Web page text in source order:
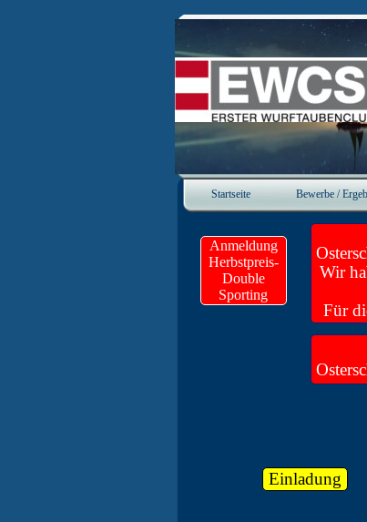
Startseite Bewerbe /
Anmeldung
Herbstpreis-
Double
Sporting
Wir
Für
Einladung